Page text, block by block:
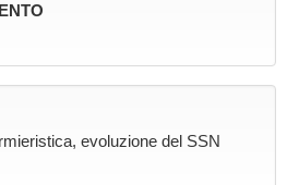
evoluzione del SSN